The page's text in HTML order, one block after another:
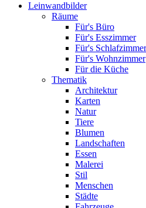
Leinwandbilder
Räume
Für's Büro
Für's Esszimmer
Für's Schlafzimmer
Für's Wohnzimmer
Für die Küche
Thematik
Architektur
Karten
Natur
Tiere
Blumen
Landschaften
Essen
Malerei
Stil
Menschen
Städte